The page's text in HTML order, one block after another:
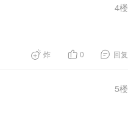
4楼
炸 0 回复
5楼